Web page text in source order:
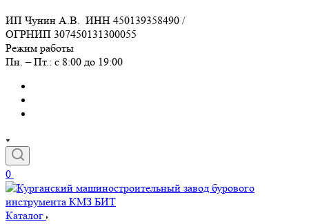
ИП Чунин А.В. ИНН 450139358490 /
ОГРНИП 307450131300055
Режим работы
Пн. – Пт.: с 8:00 до 19:00
0
Каталог